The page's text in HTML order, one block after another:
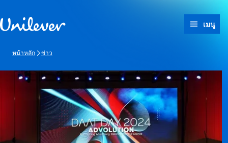
เมนู
หน้าหลัก ข่าว